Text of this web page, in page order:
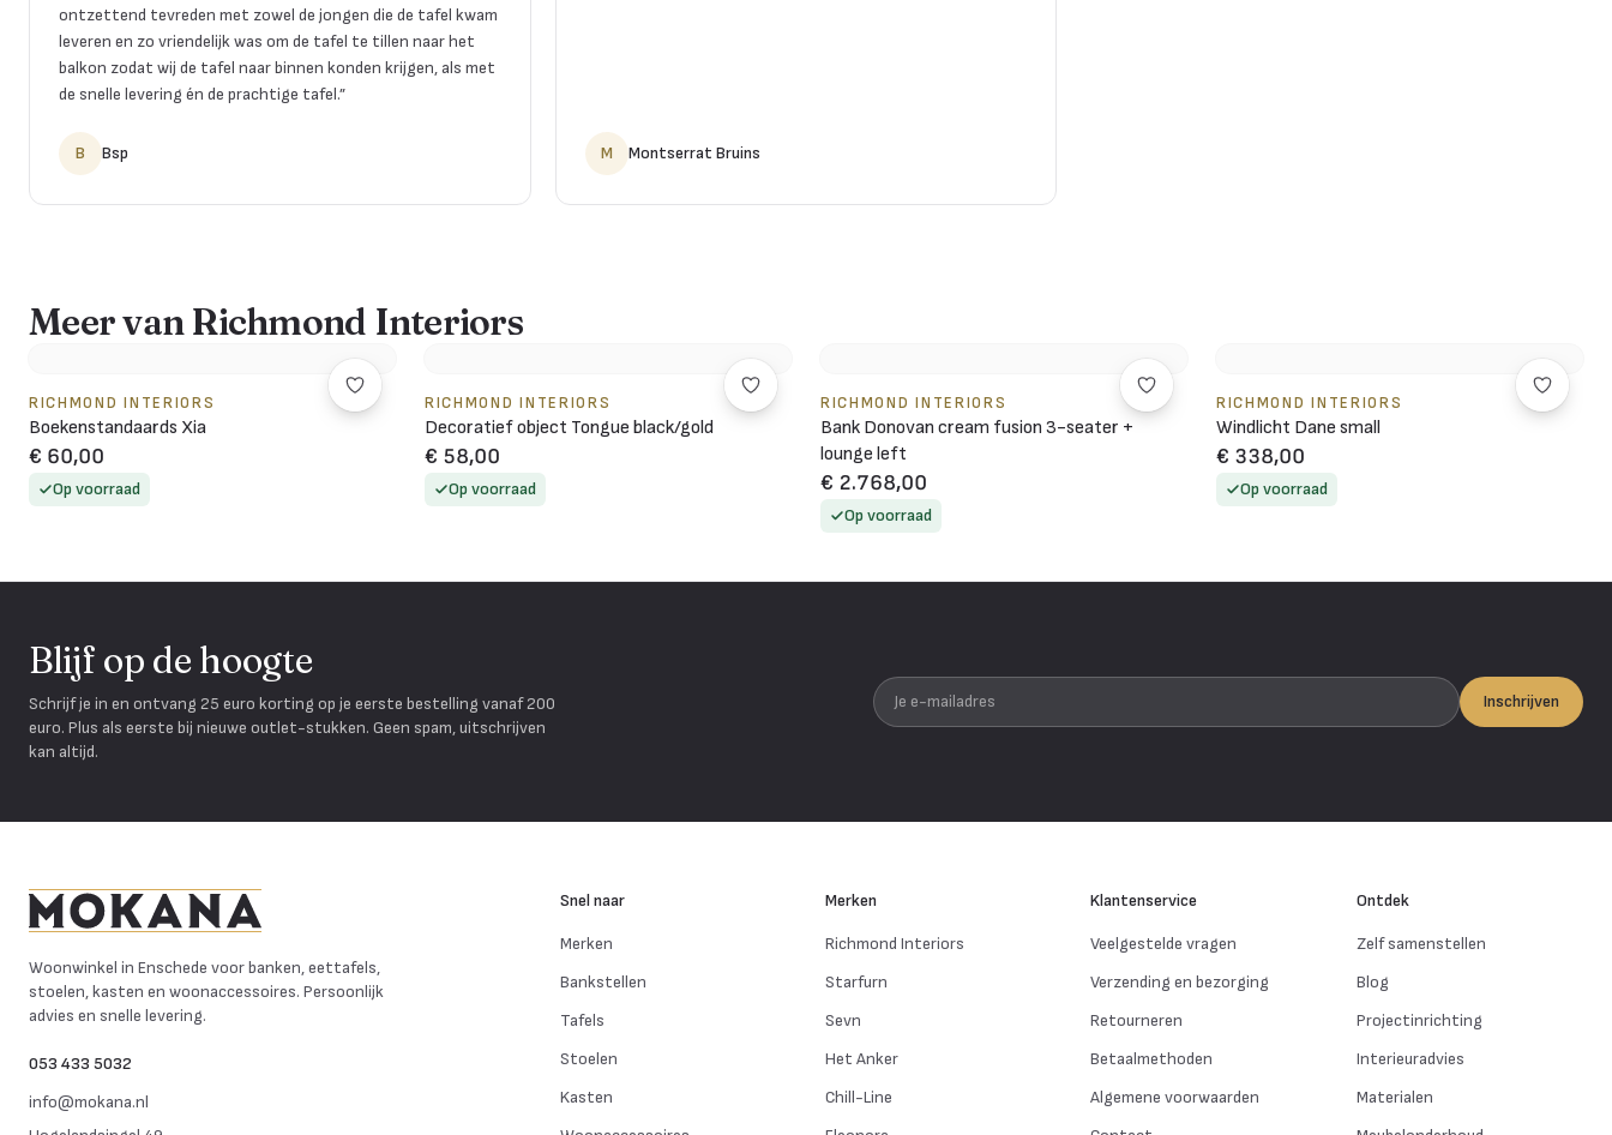
ontzettend tevreden met zowel de jongen die de tafel kwam
leveren en zo vriendelijk was om de tafel te tillen naar het
balkon zodat wij de tafel naar binnen konden krijgen, als met
de snelle levering én de prachtige tafel.”
B Bsp M Montserrat Bruins
Meer van Richmond Interiors
RICHMOND INTERIORS
Boekenstandaards Xia
€ 60,00
Op voorraad
RICHMOND INTERIORS
Decoratief object Tongue black/gold
€ 58,00
Op voorraad
RICHMOND INTERIORS
Bank Donovan cream fusion 3-seater +
lounge left
€ 2.768,00
Op voorraad
RICHMOND INTERIORS
Windlicht Dane small
€ 338,00
Op voorraad
Blijf op de hoogte
Schrijf je in en ontvang 25 euro korting op je eerste bestelling vanaf 200
euro. Plus als eerste bij nieuwe outlet-stukken. Geen spam, uitschrijven
kan altijd.
Je e-mailadres
Inschrijven
Woonwinkel in Enschede voor banken, eettafels,
stoelen, kasten en woonaccessoires. Persoonlijk
advies en snelle levering.
053 433 5032
info@mokana.nl
Snel naar
Merken
Bankstellen
Tafels
Stoelen
Kasten
Merken
Richmond Interiors
Starfurn
Sevn
Het Anker
Chill-Line
Klantenservice
Veelgestelde vragen
Verzending en bezorging
Retourneren
Betaalmethoden
Algemene voorwaarden
Ontdek
Zelf samenstellen
Blog
Projectinrichting
Interieuradvies
Materialen